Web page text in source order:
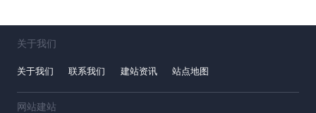
关于我们
关于我们 联系我们 建站资讯 站点地图
网站建站